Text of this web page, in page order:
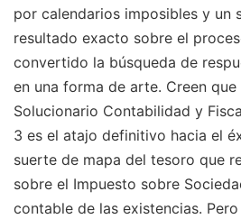
por calendarios imposibles y un
resultado exacto sobre el
convertido la búsqueda de
en una forma de arte. Creen
Solucionario Contabilidad y
3 es el atajo definitivo hacia el
suerte de mapa del tesoro que
sobre el Impuesto sobre
contable de las existencias.